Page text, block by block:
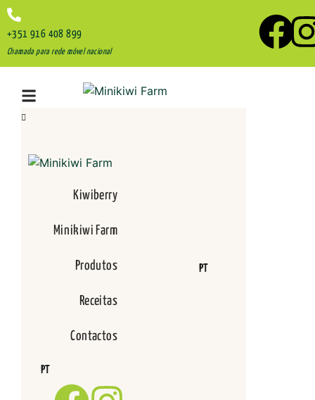
+351 916 408 899
Chamada para rede móvel nacional
Kiwiberry
Minikiwi Farm
Produtos
Receitas
Contactos
PT
PT